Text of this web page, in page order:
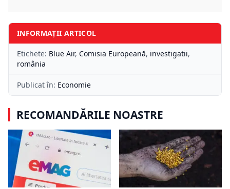
INFORMAȚII ARTICOL
Etichete: Blue Air, Comisia Europeană, investigatii,
românia
Publicat în: Economie
RECOMANDĂRILE NOASTRE